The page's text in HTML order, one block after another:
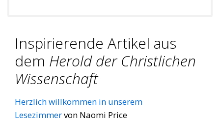
Inspirierende Artikel aus
dem Herold der Christlichen
Wissenschaft
Herzlich willkommen in unserem
Lesezimmervon Naomi Price